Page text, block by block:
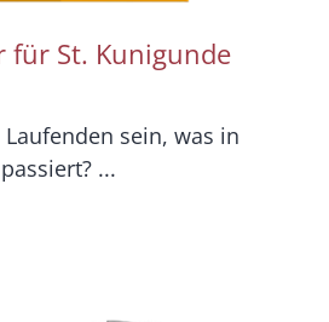
für St. Kunigunde
sein, was in
...